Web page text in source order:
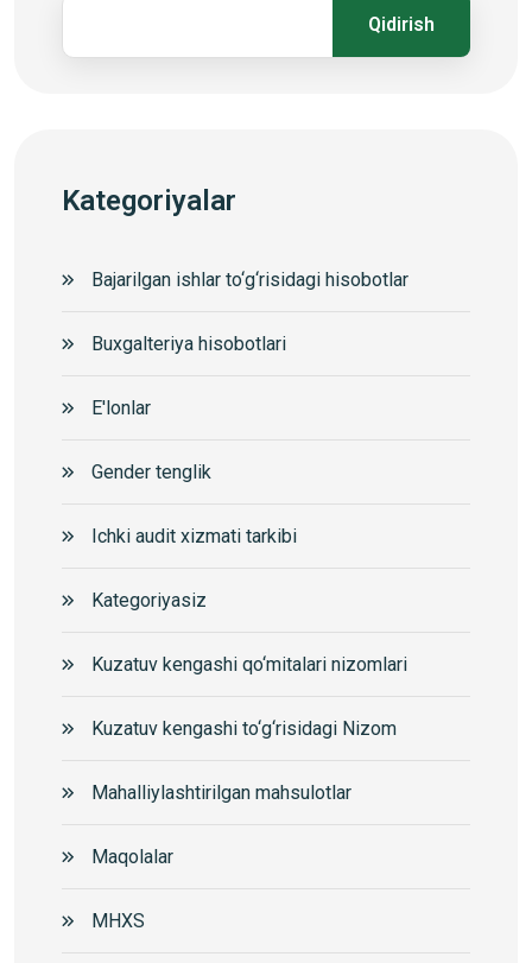
Qidirish
Kategoriyalar
Bajarilgan ishlar to‘g‘risidagi hisobotlar
Buxgalteriya hisobotlari
E'lonlar
Gender tenglik
Ichki audit xizmati tarkibi
Kategoriyasiz
Kuzatuv kengashi qo‘mitalari nizomlari
Kuzatuv kengashi to‘g‘risidagi Nizom
Mahalliylashtirilgan mahsulotlar
Maqolalar
MHXS